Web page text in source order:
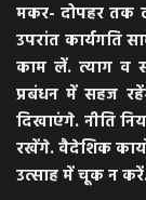
मकर- दोपहर तक
उपरांत कार्यगति
काम लें. त्याग व
प्रबंधन में सहज
दिखाएंगे. नीति
रखेंगे. वैदेशिक
उत्साह में चूक न